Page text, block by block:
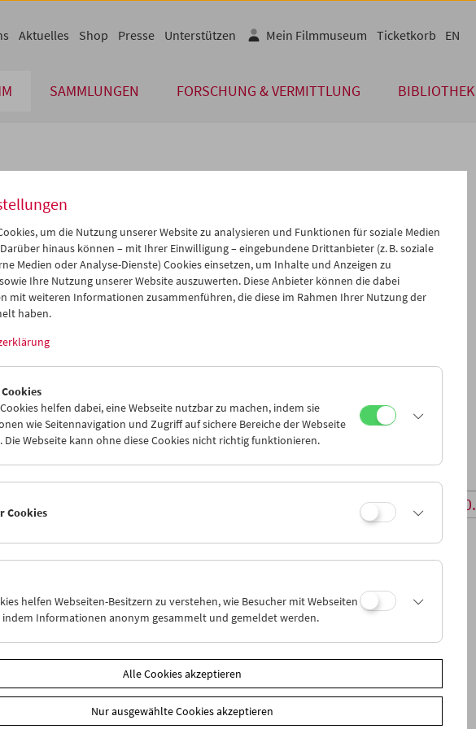
SAMMLUNGEN FORSCHUNG & VERMITTLUNG BIBLIOTHEK
Aktuelles Shop Presse Unterstützen Mein Filmmuseum Ticketkorb EN
Okt 2011 >>
Mi Do Fr Sa So
28 29 30 01
02
05 06 07 08
09
12 13
19 20
02
iCalender
Programmheft-PDF
English language or subtitles
Mi 26.10. Sa 29.10.
um die Nutzung unserer Website zu analysieren und Funktionen für soziale Medien
hinaus können – mit Ihrer Einwilligung – eingebundene Drittanbieter (z. B. soziale
Medien oder Analyse-Dienste) Cookies einsetzen, um Inhalte und Anzeigen zu
Ihre Nutzung unserer Website auszuwerten. Diese Anbieter können die dabei
mit weiteren Informationen zusammenführen, die diese im Rahmen Ihrer Nutzung der
haben.
helfen dabei, eine Webseite nutzbar zu machen, indem sie
wie Seitennavigation und Zugriff auf sichere Bereiche der Webseite
Die Webseite kann ohne diese Cookies nicht richtig funktionieren.
Cookies
helfen Webseiten-Besitzern zu verstehen, wie Besucher mit Webseiten
indem Informationen anonym gesammelt und gemeldet werden.
Alle Cookies akzeptieren
Nur ausgewählte Cookies akzeptieren